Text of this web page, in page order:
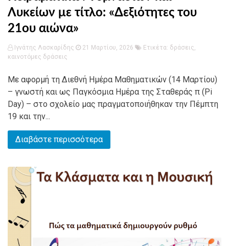
Λυκείων με τίτλο: «Δεξιότητες του
21ου αιώνα»
Ιγνάτης Λασκαρίδης 21 Μαρτίου, 2026 Ετικέτα: δράσεις
καινοτόμες δράσεις
Με αφορμή τη Διεθνή Ημέρα Μαθηματικών (14 Μαρτίου)
– γνωστή και ως Παγκόσμια Ημέρα της Σταθεράς π (Pi
Day) – στο σχολείο μας πραγματοποιήθηκαν την Πέμπτη
19 και την...
Διαβάστε περισσότερα